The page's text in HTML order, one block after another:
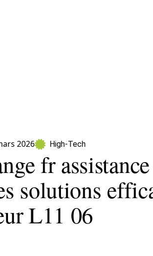
2026 High-Tech
fr
solutions
L11 06